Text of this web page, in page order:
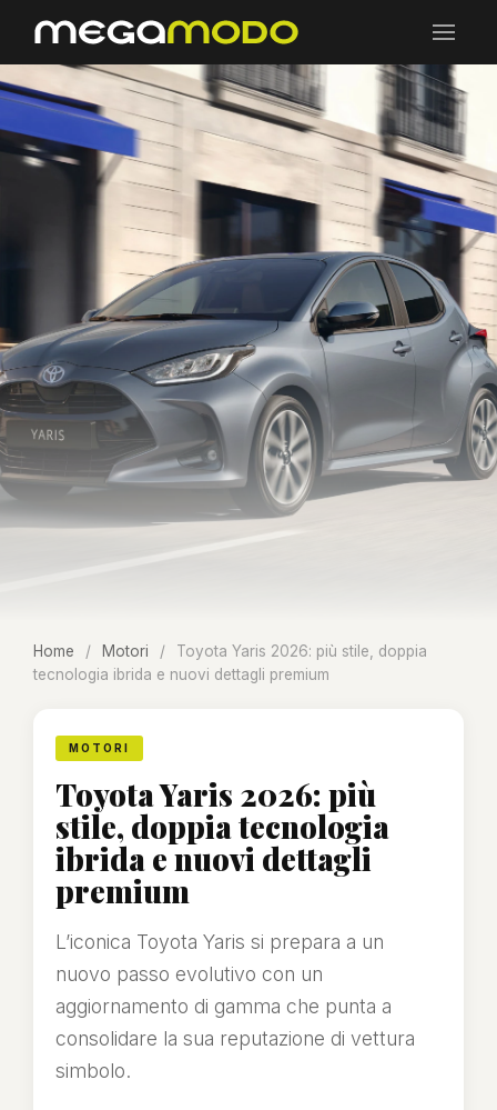
Home / Motori /
Toyota Yaris 2026: più stile, doppia
tecnologia ibrida e nuovi dettagli premium
MOTORI
Toyota Yaris 2026: più
stile, doppia tecnologia
ibrida e nuovi dettagli
premium
L’iconica Toyota Yaris si prepara a un
nuovo passo evolutivo con un
aggiornamento di gamma che punta a
consolidare la sua reputazione di vettura
simbolo.